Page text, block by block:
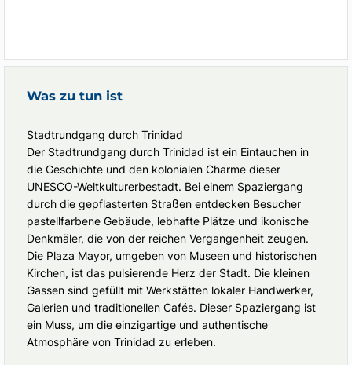
Was zu tun ist
Stadtrundgang durch Trinidad
Der Stadtrundgang durch Trinidad ist ein Eintauchen in
die Geschichte und den kolonialen Charme dieser
UNESCO-Weltkulturerbestadt. Bei einem Spaziergang
durch die gepflasterten Straßen entdecken Besucher
pastellfarbene Gebäude, lebhafte Plätze und ikonische
Denkmäler, die von der reichen Vergangenheit zeugen.
Die Plaza Mayor, umgeben von Museen und historischen
Kirchen, ist das pulsierende Herz der Stadt. Die kleinen
Gassen sind gefüllt mit Werkstätten lokaler Handwerker,
Galerien und traditionellen Cafés. Dieser Spaziergang ist
ein Muss, um die einzigartige und authentische
Atmosphäre von Trinidad zu erleben.